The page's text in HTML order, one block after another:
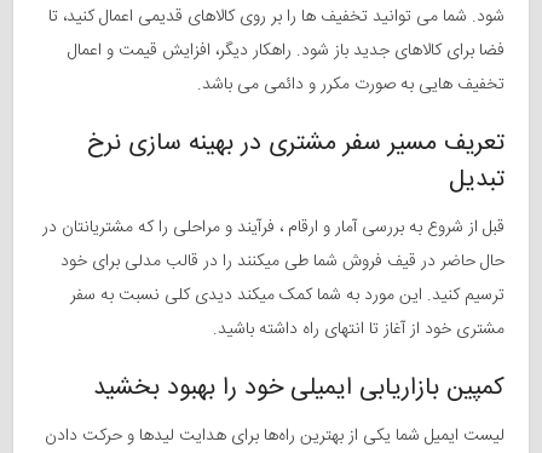
شود. شما می توانید تخفیف ها را بر روی کالاهای قدیمی اعمال کنید، تا
فضا برای کالاهای جدید باز شود. راهکار دیگر، افزایش قیمت و اعمال
تخفیف هایی به صورت مکرر و دائمی می باشد.
تعریف مسیر سفر مشتری در بهینه سازی نرخ
تبدیل
قبل از شروع به بررسی آمار و ارقام ، فرآیند و مراحلی را که مشتریانتان در
حال حاضر در قیف فروش شما طی میکنند را در قالب مدلی برای خود
ترسیم کنید. این مورد به شما کمک میکند دیدی کلی نسبت به سفر
مشتری خود از آغاز تا انتهای راه داشته باشید.
کمپین بازاریابی ایمیلی خود را بهبود بخشید
لیست ایمیل شما یکی از بهترین راه‌ها برای هدایت لیدها و حرکت دادن